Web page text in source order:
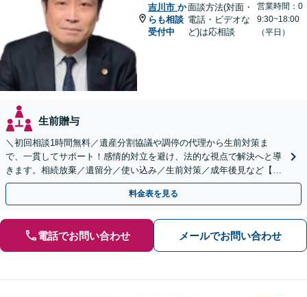
吉川市 か
らも相談
受付中
面談方法(対面・
電話・ビデオな
ど)は応相談
営業時間：0
9:30~18:00
（平日）
生前贈与
＼初回相談1時間無料／遺産分割協議や調停の代理から生前対策ま
で、一貫してサポート！感情的対立を避け、法的な視点で解決へと導
きます。相続放棄／遺留分／使い込み／生前対策／成年後見など【W
EB面談対応】
料金表を見る
電話でお問い合わせ メールでお問い合わせ